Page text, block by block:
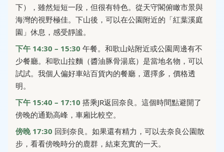
下），雖然短短一段，但很有特色。從天守閣俯瞰市景與
海灣的視野極佳。下山後，可以在公園附近的「紅葉溪庭
園」休息，感受靜謐。
下午 14:30 – 15:30 午餐。和歌山站附近或公園周邊有不
少餐廳。和歌山拉麵（醬油豚骨湯底）是當地名物，可以
試試。我個人偏好車站百貨內的餐廳，選擇多，價格透
明。
下午 15:40 – 17:10 搭乘JR返回奈良。這個時間點避開了
傍晚的通勤高峰，車廂比較空。
傍晚 17:30 回到奈良。如果還有精力，可以去奈良公園散
步，看看傍晚時分的鹿群，結束充實的一天。